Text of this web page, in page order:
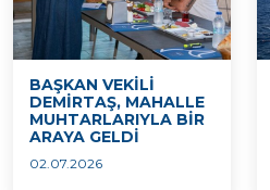
BAŞKAN VEKİLİ
DEMİRTAŞ, MAHALLE
MUHTARLARIYLA BİR
ARAYA GELDİ
02.07.2026